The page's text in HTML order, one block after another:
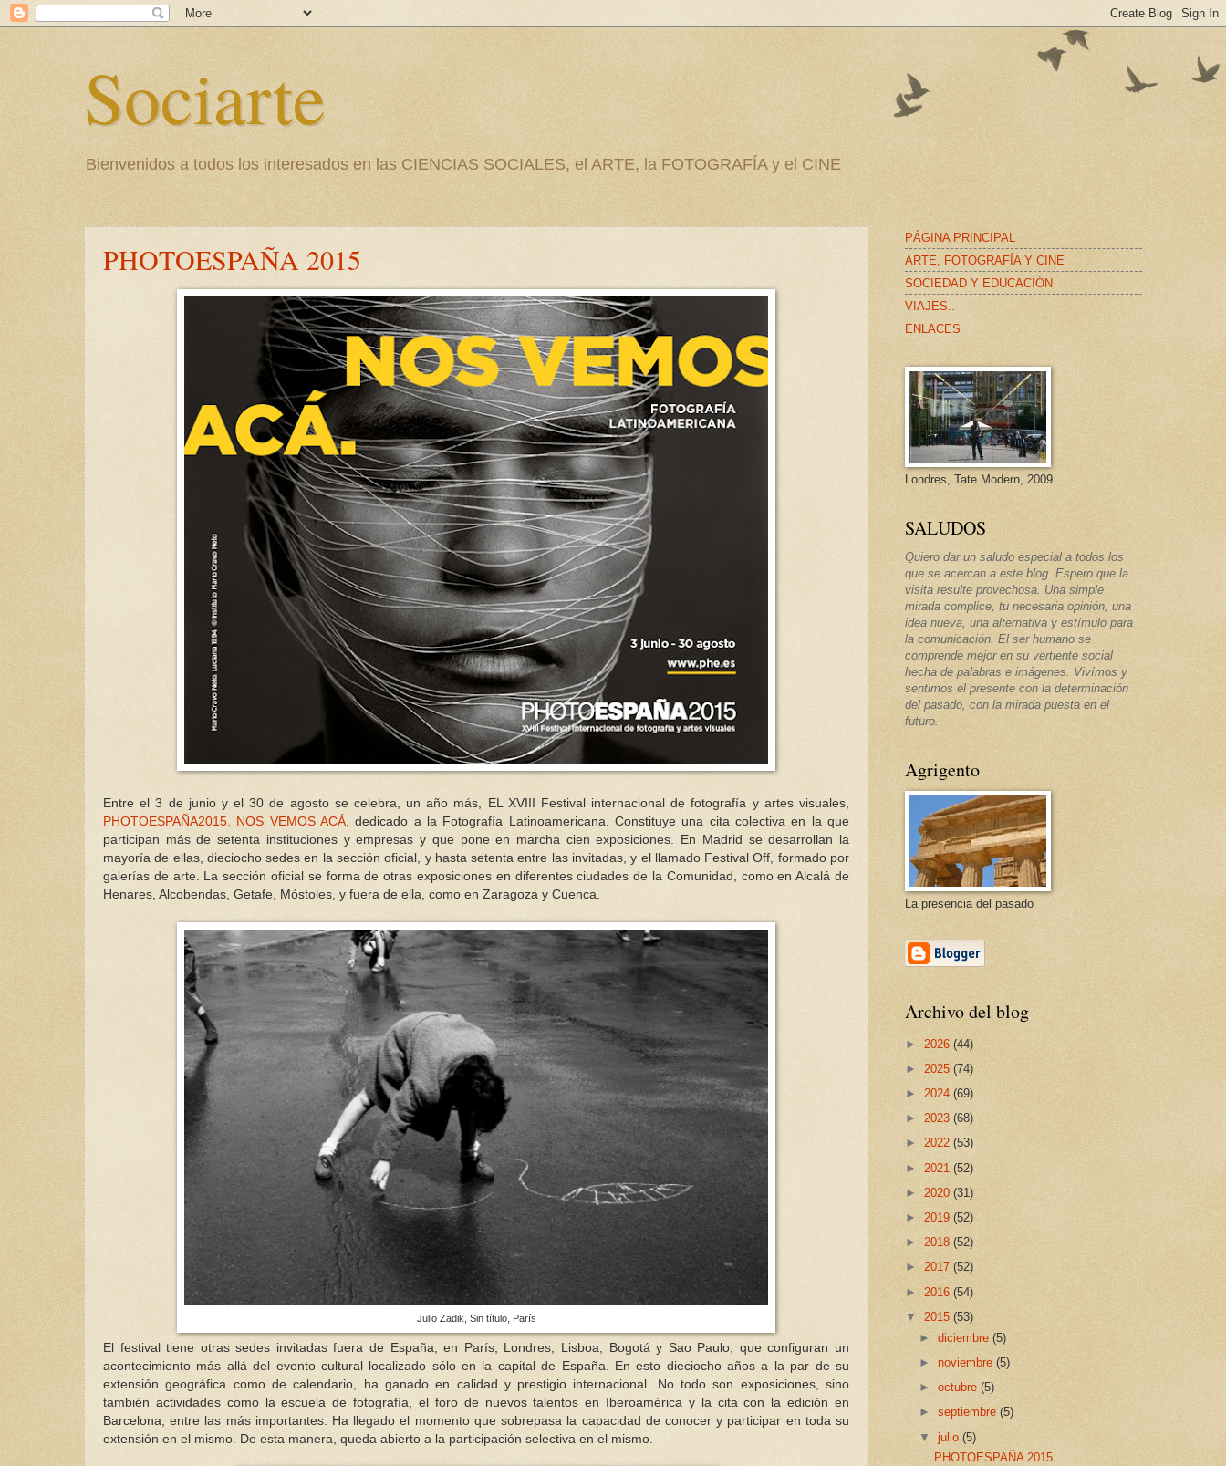
Sociarte
Bienvenidos a todos los interesados en las CIENCIAS SOCIALES, el ARTE, la FOTOGRAFÍA y el CINE
PHOTOESPAÑA 2015
Entre el 3 de junio y el 30 de agosto se celebra, un año más, EL XVIII Festival internacional de fotografía y artes visuales,
PHOTOESPAÑA2015. NOS VEMOS ACÁ , dedicado a la Fotografía Latinoamericana. Constituye una cita colectiva en la que
participan más de setenta instituciones y empresas y que pone en marcha cien exposiciones. En Madrid se desarrollan la
mayoría de ellas, dieciocho sedes en la sección oficial, y hasta setenta entre las invitadas, y el llamado Festival Off, formado por
galerías de arte. La sección oficial se forma de otras exposiciones en diferentes ciudades de la Comunidad, como en Alcalá de
Henares, Alcobendas, Getafe, Móstoles, y fuera de ella, como en Zaragoza y Cuenca.
Julio Zadik, Sin título, París
El festival tiene otras sedes invitadas fuera de España, en París, Londres, Lisboa, Bogotá y Sao Paulo, que configuran un
acontecimiento más allá del evento cultural localizado sólo en la capital de España. En esto dieciocho años a la par de su
extensión geográfica como de calendario, ha ganado en calidad y prestigio internacional. No todo son exposiciones, sino
también actividades como la escuela de fotografía, el foro de nuevos talentos en Iberoamérica y la cita con la edición en
Barcelona, entre las más importantes. Ha llegado el momento que sobrepasa la capacidad de conocer y participar en toda su
extensión en el mismo. De esta manera, queda abierto a la participación selectiva en el mismo.
PÁGINA PRINCIPAL
ARTE, FOTOGRAFÍA Y CINE
SOCIEDAD Y EDUCACIÓN
VIAJES..
ENLACES
Londres, Tate Modern, 2009
SALUDOS
Quiero dar un saludo especial a todos los
que se acercan a este blog. Espero que la
visita resulte provechosa. Una simple
mirada complice, tu necesaria opinión, una
idea nueva, una alternativa y estímulo para
la comunicación. El ser humano se
comprende mejor en su vertiente social
hecha de palabras e imágenes. Vivímos y
sentimos el presente con la determinación
del pasado, con la mirada puesta en el
futuro.
Agrigento
La presencia del pasado
Archivo del blog
► 2026 (44)
► 2025 (74)
► 2024 (69)
► 2023 (68)
► 2022 (53)
► 2021 (52)
► 2020 (31)
► 2019 (52)
► 2018 (52)
► 2017 (52)
► 2016 (54)
▼ 2015 (53)
►diciembre(5)
► noviembre(5)
►octubre(5)
►septiembre(5)
▼julio(5)
PHOTOESPAÑA 2015